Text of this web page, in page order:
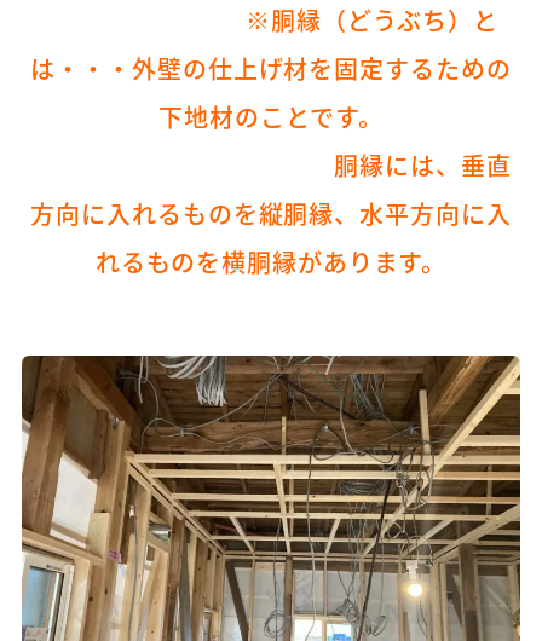
※胴縁（どうぶち）と
は・・・外壁の仕上げ材を固定するための
下地材のことです。
胴縁には、垂直
方向に入れるものを縦胴縁、水平方向に入
れるものを横胴縁があります。